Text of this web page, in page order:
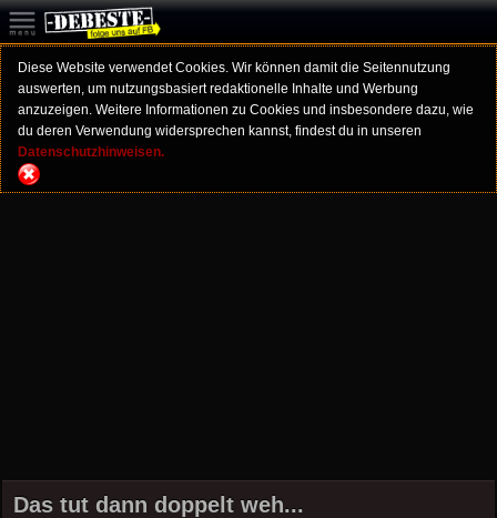
Diese Website verwendet Cookies. Wir können damit die Seitennutzung
auswerten, um nutzungsbasiert redaktionelle Inhalte und Werbung
anzuzeigen. Weitere Informationen zu Cookies und insbesondere dazu, wie
du deren Verwendung widersprechen kannst, findest du in unseren
Datenschutzhinweisen.
Das tut dann doppelt weh...